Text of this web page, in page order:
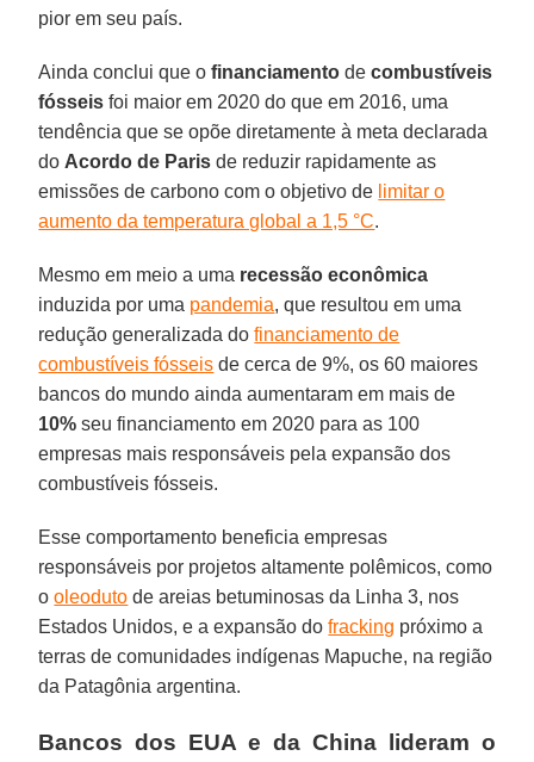
pior em seu país.
Ainda conclui que ofinanciamento decombustíveis
fósseis foi maior em 2020 do que em 2016, uma
tendência que se opõe diretamente à meta declarada
do Acordo de Paris de reduzir rapidamente as
emissões de carbono com o objetivo de limitar o
aumento da temperatura global a 1,5 °C.
Mesmo em meio a uma recessão econômica
induzida por uma pandemia, que resultou em uma
redução generalizada dofinanciamento de
combustíveis fósseis de cerca de 9%, os 60 maiores
bancos do mundo ainda aumentaram em mais de
10% seu financiamento em 2020 para as 100
empresas mais responsáveis pela expansão dos
combustíveis fósseis.
Esse comportamento beneficia empresas
responsáveis por projetos altamente polêmicos, como
ooleoduto de areias betuminosas da Linha 3, nos
Estados Unidos, e a expansão dofracking próximo a
terras de comunidades indígenas Mapuche, na região
da Patagônia argentina.
Bancos dos EUA e da China lideram o